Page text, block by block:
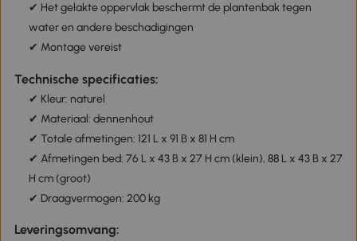
✔ Het gelakte oppervlak beschermt de plantenbak tegen
water en andere beschadigingen
✔ Montage vereist
Technische specificaties:
✔ Kleur: naturel
✔ Materiaal: dennenhout
✔ Totale afmetingen: 121 L x 91 B x 81 H cm
✔ Afmetingen bed: 76 L x 43 B x 27 H cm (klein), 88 L x 43 B x 27
H cm (groot)
✔ Draagvermogen: 200 kg
Leveringsomvang: